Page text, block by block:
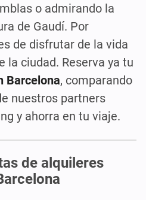
o admirando la
de Gaudí. Por
de disfrutar de la vida
la ciudad. Reserva ya tu
Barcelona, comparando
nuestros partners
y ahorra en tu viaje.
de alquileres